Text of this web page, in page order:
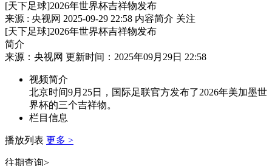
[天下足球]2026年世界杯吉祥物发布
来源 : 央视网 2025-09-29 22:58 内容简介 关注
[天下足球]2026年世界杯吉祥物发布
简介
来源：央视网 更新时间：2025年09月29日 22:58
视频简介
北京时间9月25日，国际足联官方发布了2026年美加墨世
界杯的三个吉祥物。
栏目信息
播放列表 更多 >
往期查询>